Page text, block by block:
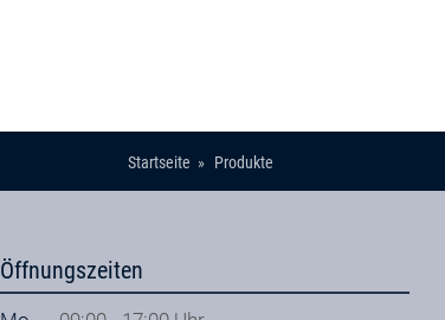
Startseite Produkte
Öffnungszeiten